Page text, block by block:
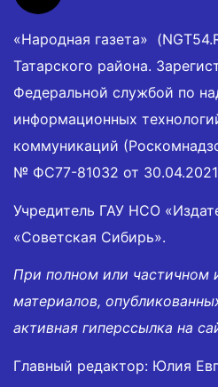
«Народная газета»
Татарского района.
Федеральной службой по
информационных
коммуникаций
№ ФС77-81032 от 30.04.2021
Учредитель ГАУ НСО
«Советская Сибирь».
При полном или частичном
материалов,
активная гиперссылка на
Главный редактор: Юлия